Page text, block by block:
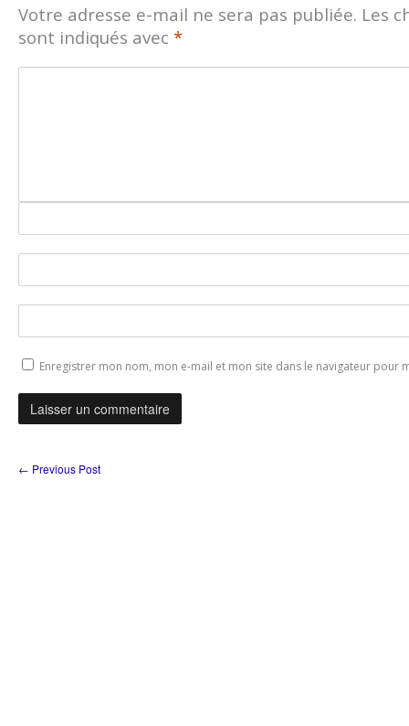
Votre adresse e-mail ne sera pas publiée. Les
sont indiqués avec *
Enregistrer mon nom, mon e-mail et mon site dans le navigateur pour
← Previous Post